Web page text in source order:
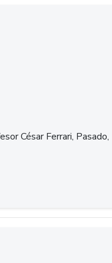
César Ferrari, Pasado,